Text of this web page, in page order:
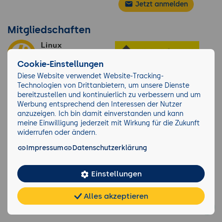
Jetzt anmelden
Mitgliedschaften
GFU
Teilen FAQ Cookies
Cookie-Einstellungen
Diese Website verwendet Website-Tracking-
Technologien von Drittanbietern, um unsere Dienste
bereitzustellen und kontinuierlich zu verbessern und um
Werbung entsprechend den Interessen der Nutzer
anzuzeigen. Ich bin damit einverstanden und kann
meine Einwilligung jederzeit mit Wirkung für die Zukunft
widerrufen oder ändern.
Impressum
Datenschutzerklärung
Einstellungen
Alles akzeptieren